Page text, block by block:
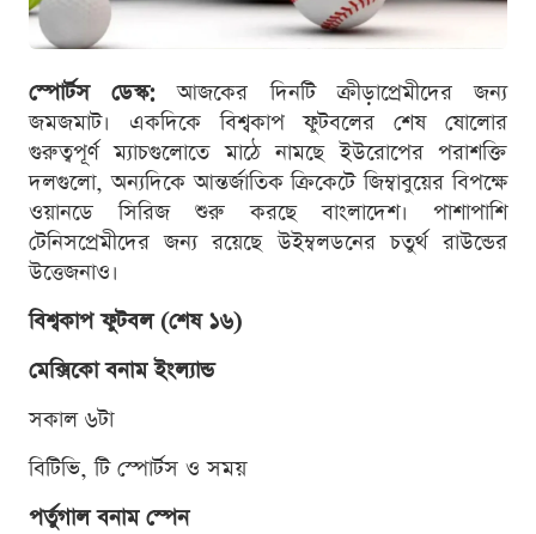
স্পোর্টস ডেস্ক: আজকের দিনটি ক্রীড়াপ্রেমীদের জন্য
জমজমাট। একদিকে বিশ্বকাপ ফুটবলের শেষ ষোলোর
গুরুত্বপূর্ণ ম্যাচগুলোতে মাঠে নামছে ইউরোপের পরাশক্তি
দলগুলো, অন্যদিকে আন্তর্জাতিক ক্রিকেটে জিম্বাবুয়ের বিপক্ষে
ওয়ানডে সিরিজ শুরু করছে বাংলাদেশ। পাশাপাশি
টেনিসপ্রেমীদের জন্য রয়েছে উইম্বলডনের চতুর্থ রাউন্ডের
উত্তেজনাও।
বিশ্বকাপ ফুটবল (শেষ ১৬)
মেক্সিকো বনাম ইংল্যান্ড
সকাল ৬টা
বিটিভি, টি স্পোর্টস ও সময়
পর্তুগাল বনাম স্পেন